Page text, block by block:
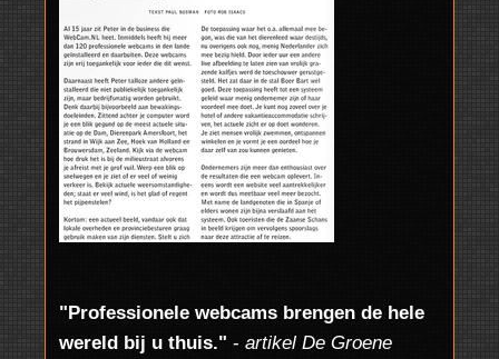
"Professionele webcams brengen de hele
wereld bij u thuis." - artikel De Groene